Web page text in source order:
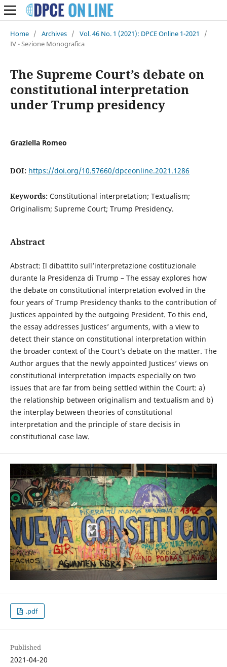
Home / Archives / Vol. 46 No. 1 (2021): DPCE Online 1-2021
/
IV - Sezione Monografica
The Supreme Court’s debate on
constitutional interpretation
under Trump presidency
Graziella Romeo
DOI: https://doi.org/10.57660/dpceonline.2021.1286
Keywords: Constitutional interpretation; Textualism;
Originalism; Supreme Court; Trump Presidency.
Abstract
Abstract: Il dibattito sull’interpretazione costituzionale
durante la Presidenza di Trump – The essay explores how
the debate on constitutional interpretation evolved in the
four years of Trump Presidency thanks to the contribution of
Justices appointed by the outgoing President. To this end,
the essay addresses Justices’ arguments, with a view to
detect their stance on constitutional interpretation within
the broader context of the Court’s debate on the matter. The
Author argues that the newly appointed Justices’ views on
constitutional interpretation impacts especially on two
issues that are far from being settled within the Court: a)
the relationship between originalism and textualism and b)
the interplay between theories of constitutional
interpretation and the principle of stare decisis in
constitutional case law.
.pdf
Published
2021-04-20